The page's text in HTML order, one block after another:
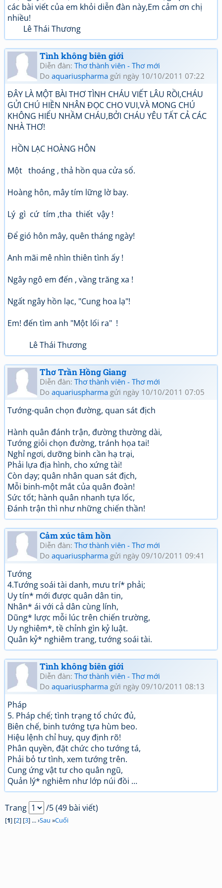
các bài viết của em khỏi diễn đàn này,Em cảm ơn chị
nhiều!
Lê Thái Thương
Tình không biên giới
Diễn đàn: Thơ thành viên - Thơ mới
Do aquariuspharma gửi ngày 10/10/2011 07:22
ĐÂY LÀ MỘT BÀI THƠ TÌNH CHÁU VIẾT LÂU RỒI,CHÁU
GỬI CHÚ HIỀN NHÂN ĐỌC CHO VUI,VÀ MONG CHÚ
KHÔNG HIỂU NHẦM CHÁU,BỞI CHÁU YÊU TẤT CẢ CÁC
NHÀ THƠ!
HỒN LẠC HOÀNG HÔN
Một thoáng , thả hồn qua cửa sổ.
Hoàng hôn, mây tím lững lờ bay.
Lý gì cứ tím ,tha thiết vậy !
Để gió hôn mây, quên tháng ngày!
Anh mãi mê nhìn thiên tình ấy !
Ngây ngô em đến , vầng trăng xa !
Ngất ngây hồn lạc, "Cung hoa lạ"!
Em! đến tìm anh "Một lối ra" !
Lê Thái Thương
Thơ Trần Hồng Giang
Diễn đàn: Thơ thành viên - Thơ mới
Do aquariuspharma gửi ngày 10/10/2011 07:05
Tướng-quân chọn đường, quan sát địch
Hành quân đánh trận, đường thường dài,
Tướng giỏi chọn đường, tránh họa tai!
Nghỉ ngơi, dưỡng binh cần hạ trại,
Phải lựa địa hình, cho xứng tài!
Còn dạy; quân nhân quan sát địch,
Mỗi binh-một mắt của quân đoàn!
Sức tốt; hành quân nhanh tựa lốc,
Đánh trận thì như những chiến thần!
Cảm xúc tâm hồn
Diễn đàn: Thơ thành viên - Thơ mới
Do aquariuspharma gửi ngày 09/10/2011 09:41
Tướng
4.Tướng soái tài danh, mưu trí* phải;
Uy tín* mới được quân dân tin,
Nhân* ái với cả dân cùng lính,
Dũng* lược mỗi lúc trên chiến trường,
Uy nghiêm*, tề chỉnh gìn kỷ luật.
Quân kỷ* nghiêm trang, tướng soái tài.
Tình không biên giới
Diễn đàn: Thơ thành viên - Thơ mới
Do aquariuspharma gửi ngày 09/10/2011 08:13
Pháp
5. Pháp chế; tình trạng tổ chức đủ,
Biên chế, binh tướng tựa hùm beo.
Hiệu lệnh chỉ huy, quy định rõ!
Phân quyền, đặt chức cho tướng tá,
Phải bỏ tư tình, xem tướng trên.
Cung ứng vật tư cho quân ngũ,
Quản lý* nghiêm như lớp núi đồi …
Trang /5 (49 bài viết)
[1] [2] [3] ... ›Sau »Cuối